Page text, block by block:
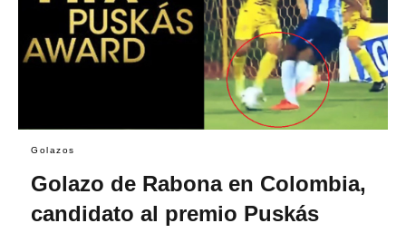
Golazos
Golazo de Rabona en Colombia,
candidato al premio Puskás